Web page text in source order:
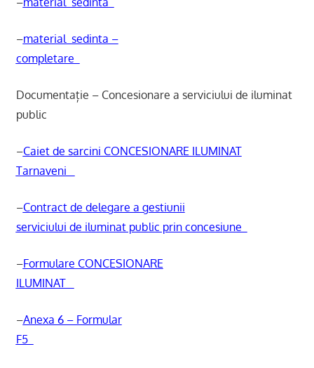
–material_sedinta –
completare
Documentație – Concesionare a serviciului de iluminat
public
–Caiet de sarcini CONCESIONARE ILUMINAT
Tarnaveni
–Contract de delegare a gestiunii
serviciului de iluminat public prin concesiune
–Formulare CONCESIONARE
ILUMINAT
–Anexa 6 – Formular
F5